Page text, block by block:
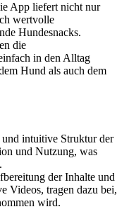
App liefert nicht nur
wertvolle
Hundesnacks.
die
in den Alltag
Hund als auch dem
intuitive Struktur der
und Nutzung, was
der Inhalte und
Videos, tragen dazu bei,
wird.